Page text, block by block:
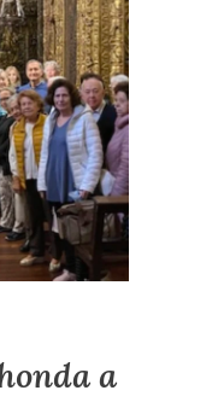
a